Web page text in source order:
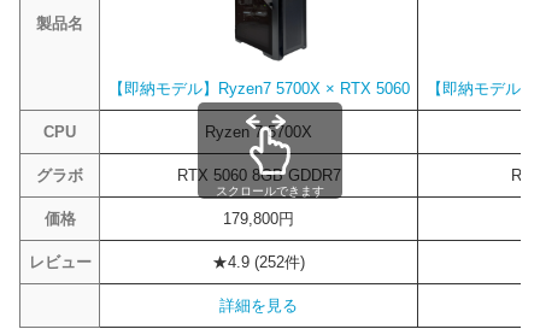
製品名
【即納モデル】Ryzen7 5700X × RTX 5060 【即納モデル
CPU Ryzen 7 5700X
グラボ RTX 5060 8GB GDDR7
価格 179,800円
レビュー ★4.9 (252件)
詳細を見る
スクロールできます